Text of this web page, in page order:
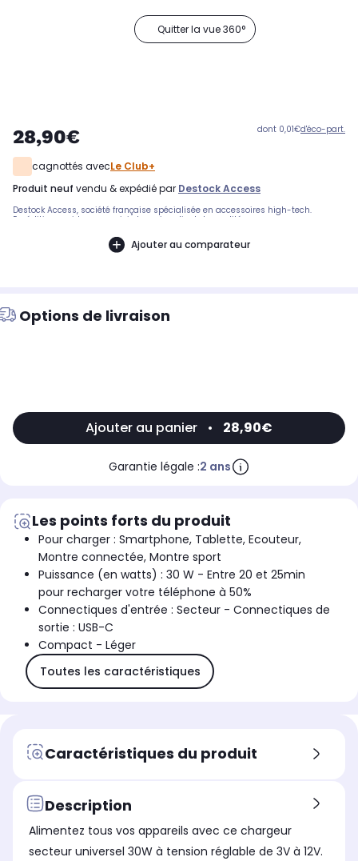
Quitter la vue 360°
28,90€ dont 0,01€d'éco-part.
cagnottés avecLe Club+
produit neuf vendu & expédié par Destock Access
Destock Access, société française spécialisée en accessoires high-tech.
Expédition rapide avec suivi et service client de qualité.
Ajouter au comparateur
Options de livraison
Ajouter au panier • 28,90€
Garantie légale :2 ans
Les points forts du produit
Pour charger : Smartphone, Tablette, Ecouteur,
Montre connectée, Montre sport
Puissance (en watts) : 30 W - Entre 20 et 25min
pour recharger votre téléphone à 50%
Connectiques d'entrée : Secteur - Connectiques de
sortie : USB-C
Compact - Léger
Toutes les caractéristiques
Caractéristiques du produit
Description
Alimentez tous vos appareils avec ce chargeur
secteur universel 30W à tension réglable de 3V à 12V.